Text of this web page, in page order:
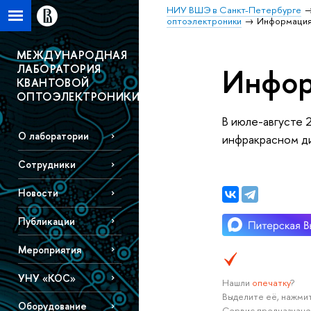
НИУ ВШЭ в Санкт-Петербурге
оптоэлектроники
МЕЖДУНАРОДНАЯ
ЛАБОРАТОРИЯ
КВАНТОВОЙ
ОПТОЭЛЕКТРОНИКИ
О лаборатории
Сотрудники
Новости
Публикации
Мероприятия
УНУ «КОС»
Оборудование
В июле-августе
инфракрасном
Нашли опечатку?
Выделите её,